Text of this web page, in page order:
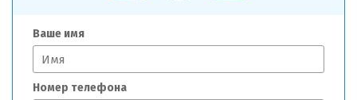
Ваше имя
Номер телефона